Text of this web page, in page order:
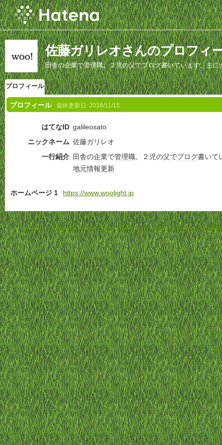
佐藤ガリレオさんのプロフィ
田舎の企業で管理職。２児の父でブログ書いています。主
プロフィール
プロフィール 最終更新日: 2018/11/15
はてなID galileosato
ニックネーム 佐藤ガリレオ
一行紹介 田舎の企業で管理職。２児の父でブログ書いて
地元情報更新
ホームページ 1 https://www.woolight.jp
ホーム-利用規約-プライバシーポリシー-お問い合わせ-特定商